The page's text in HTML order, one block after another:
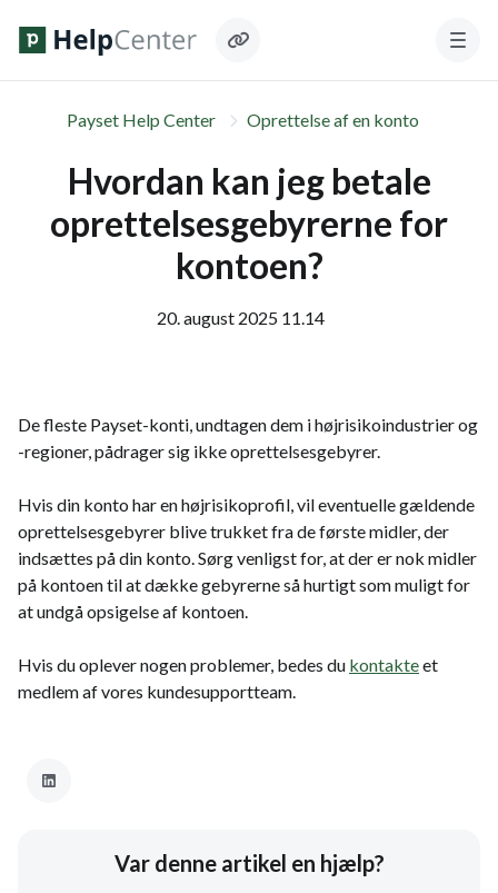
Payset Help Center Oprettelse af en konto
Hvordan kan jeg betale
oprettelsesgebyrerne for
kontoen?
20. august 2025 11.14
De fleste Payset-konti, undtagen dem i højrisikoindustrier og
-regioner, pådrager sig ikke oprettelsesgebyrer.
Hvis din konto har en højrisikoprofil, vil eventuelle gældende
oprettelsesgebyrer blive trukket fra de første midler, der
indsættes på din konto. Sørg venligst for, at der er nok midler
på kontoen til at dække gebyrerne så hurtigt som muligt for
at undgå opsigelse af kontoen.
Hvis du oplever nogen problemer, bedes du kontakteet
medlem af vores kundesupportteam.
Var denne artikel en hjælp?